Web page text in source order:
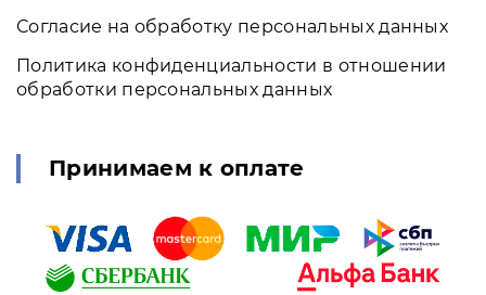
Согласие на обработку персональных данных
Политика конфиденциальности в отношении
обработки персональных данных
Принимаем к оплате